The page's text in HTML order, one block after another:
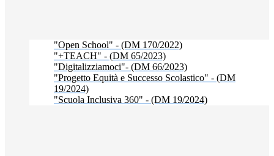
"Open School" - (DM 170/2022)
"+TEACH" - (DM 65/2023)
"Digitalizziamoci"- (DM 66/2023)
"Progetto Equità e Successo Scolastico" - (DM
19/2024)
"Scuola Inclusiva 360" - (DM 19/2024)